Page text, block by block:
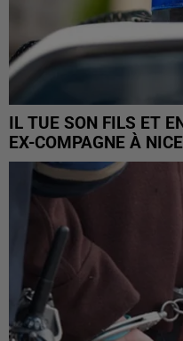
IL TUE SON FILS ET
EX-COMPAGNE À NICE